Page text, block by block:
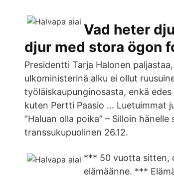
Vad heter
djur med stora ögon
Presidentti Tarja Halonen
ulkoministerinä alku ei ollut
työläiskaupunginosasta, enkä
kuten Pertti Paasio … Luetuimmat
”Haluan olla poika” – Silloin
transsukupuolinen 26.12.
*** 50 vuotta sitten,
elämäänne. ***